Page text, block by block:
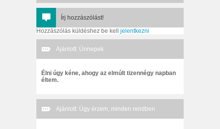
Írj hozzászólást!
Hozzászólás küldéshez be kell jelentkezni
Ajánlott: Ünnepek
Élni úgy kéne, ahogy az elmúlt tizennégy napban
éltem.
Ajánlott: Úgy érzem, minden rendben